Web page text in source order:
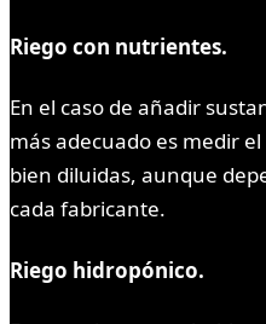
Riego con nutrientes.
En el caso de añadir
más adecuado es medir
bien diluidas, aunque
cada fabricante.
Riego hidropónico.